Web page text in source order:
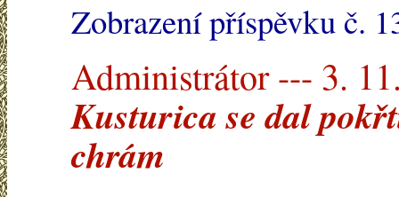
Zobrazení příspěvku č.
Administrátor --- 3.
Kusturica se dal
chrám